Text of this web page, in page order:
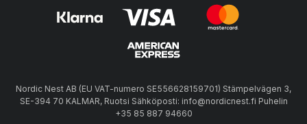
Nordic Nest AB (EU VAT-numero SE556628159701) Stämpelvägen 3,
SE-394 70 KALMAR, Ruotsi Sähköposti: info@nordicnest.fi Puhelin
+35 85 887 94660